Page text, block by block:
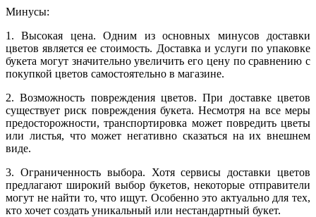
Минусы:
1. Высокая цена. Одним из основных минусов доставки
цветов является ее стоимость. Доставка и услуги по упаковке
букета могут значительно увеличить его цену по сравнению с
покупкой цветов самостоятельно в магазине.
2. Возможность повреждения цветов. При доставке цветов
существует риск повреждения букета. Несмотря на все меры
предосторожности, транспортировка может повредить цветы
или листья, что может негативно сказаться на их внешнем
виде.
3. Ограниченность выбора. Хотя сервисы доставки цветов
предлагают широкий выбор букетов, некоторые отправители
могут не найти то, что ищут. Особенно это актуально для тех,
кто хочет создать уникальный или нестандартный букет.